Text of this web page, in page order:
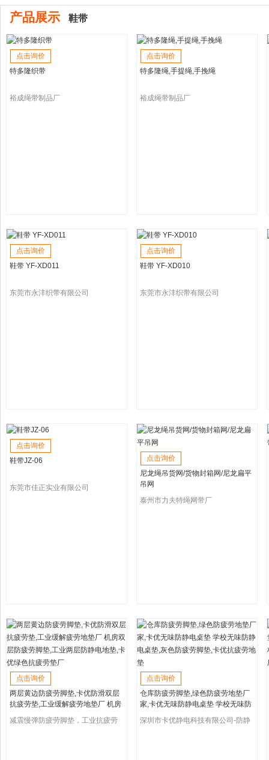
产品展示 鞋带
点击询价
特多隆织带
裕成绳带制品厂
点击询价
特多隆绳,手提绳,手挽绳
裕成绳带制品厂
点击询价
鞋带 YF-XD011
东莞市永沣织带有限公司
点击询价
鞋带 YF-XD010
东莞市永沣织带有限公司
点击询价
鞋带JZ-06
东莞市佳正实业有限公司
点击询价
尼龙绳吊货网/货物封箱网/尼龙扁平
吊网
泰州市力夫特绳网带厂
点击询价
两层黄边防疲劳脚垫,卡优防滑双层
抗疲劳垫,工业缓解疲劳地垫厂 机房
双层防疲劳脚垫,工业两层防静电地
垫,卡优绿色抗疲劳垫厂
减震慢弹防疲劳脚垫，工业抗疲劳
点击询价
仓库防疲劳脚垫,绿色防疲劳地垫厂
家,卡优无味防静电桌垫 学校无味防
静电桌垫,灰色防疲劳脚垫,卡优抗疲
劳地垫
深圳市卡优静电科技有限公司-防静